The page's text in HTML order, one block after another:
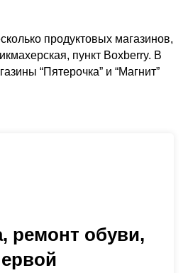
продуктовых магазинов,
пункт Boxberry. В
“Пятерочка” и “Магнит”
ремонт обуви,